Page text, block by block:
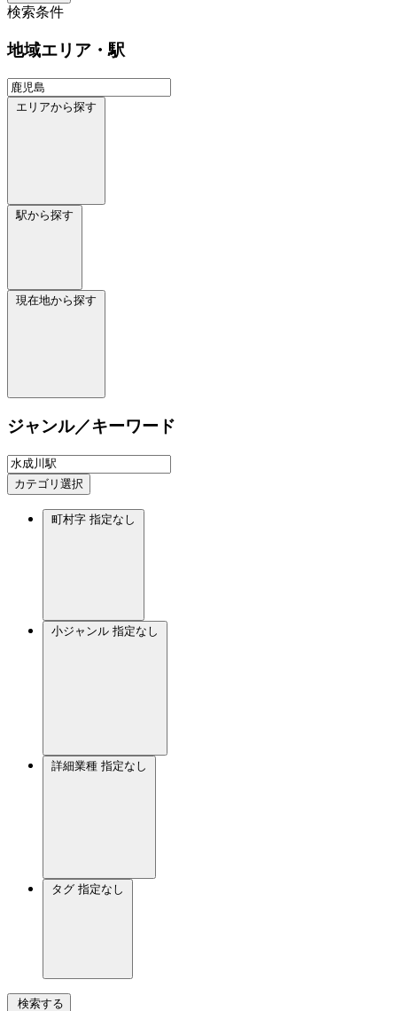
検索条件
地域エリア・駅
エリアから探す
駅から探す
現在地から探す
ジャンル／キーワード
カテゴリ選択
町村字 指定なし
小ジャンル 指定なし
詳細業種 指定なし
タグ 指定なし
検索する